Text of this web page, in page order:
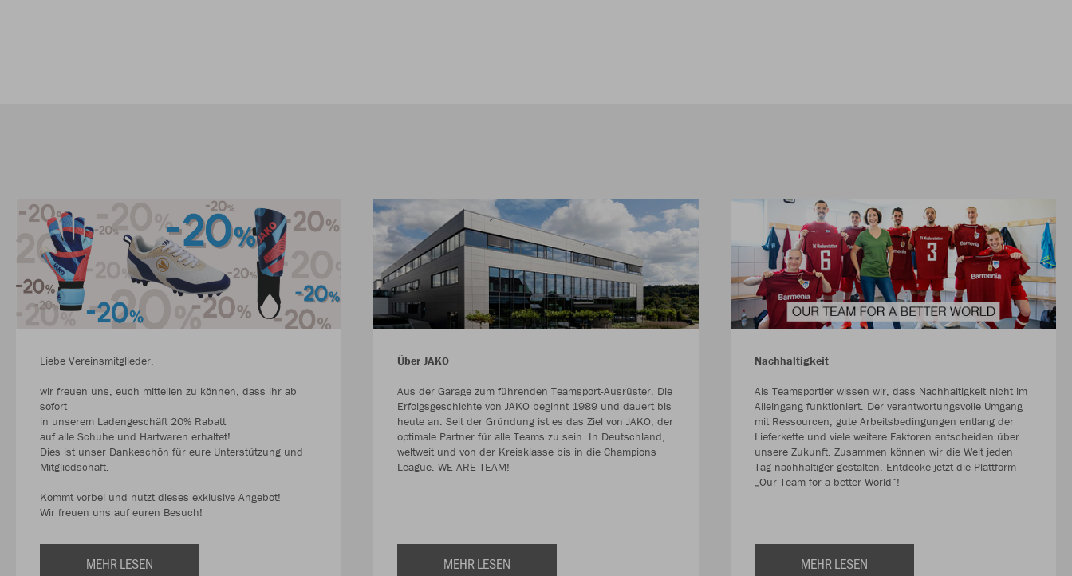
Liebe Vereinsmitglieder,
wir freuen uns, euch mitteilen zu können, dass ihr ab
sofort
in unserem Ladengeschäft 20% Rabatt
auf alle Schuhe und Hartwaren erhaltet!
Dies ist unser Dankeschön für eure Unterstützung und
Mitgliedschaft.
Kommt vorbei und nutzt dieses exklusive Angebot!
Wir freuen uns auf euren Besuch!
MEHR LESEN
Über JAKO
Aus der Garage zum führenden Teamsport-Ausrüster. Die
Erfolgsgeschichte von JAKO beginnt 1989 und dauert bis
heute an. Seit der Gründung ist es das Ziel von JAKO, der
optimale Partner für alle Teams zu sein. In Deutschland,
weltweit und von der Kreisklasse bis in die Champions
League. WE ARE TEAM!
MEHR LESEN
Nachhaltigkeit
Als Teamsportler wissen wir, dass Nachhaltigkeit nicht im
Alleingang funktioniert. Der verantwortungsvolle Umgang
mit Ressourcen, gute Arbeitsbedingungen entlang der
Lieferkette und viele weitere Faktoren entscheiden über
unsere Zukunft. Zusammen können wir die Welt jeden
Tag nachhaltiger gestalten. Entdecke jetzt die Plattform
„Our Team for a better World“!
MEHR LESEN